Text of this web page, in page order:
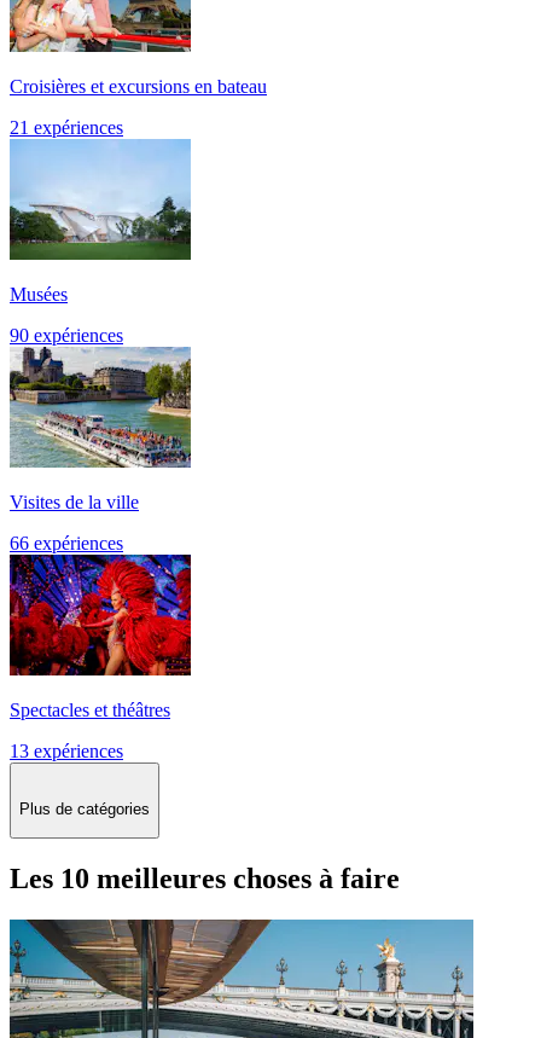
Croisières et excursions en bateau
21 expériences
Musées
90 expériences
Visites de la ville
66 expériences
Spectacles et théâtres
13 expériences
Plus de catégories
Les 10 meilleures choses à faire